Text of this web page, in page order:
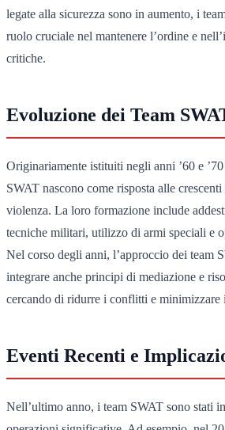
legate alla sicurezza sono in aumento, i
ruolo cruciale nel mantenere l’ordine e
critiche.
Evoluzione dei Team
Originariamente istituiti negli anni ’60 e
SWAT nascono come risposta alle
violenza. La loro formazione include
tecniche militari, utilizzo di armi speciali e
Nel corso degli anni, l’approccio dei team
integrare anche principi di mediazione e
cercando di ridurre i conflitti e
Eventi Recenti e
Nell’ultimo anno, i team SWAT sono stati